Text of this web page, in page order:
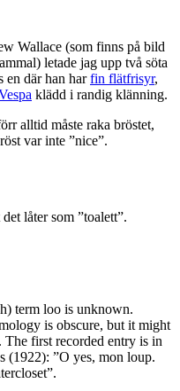
Wallace (som finns på bild
letade jag upp två söta
en där han harfin flätfrisyr,
klädd i randig klänning.
alltid måste raka bröstet,
var inte ”nice”.
låter som ”toalett”.
term loo is unknown.
is obscure, but it might
first recorded entry is in
(1922): ”O yes, mon loup.